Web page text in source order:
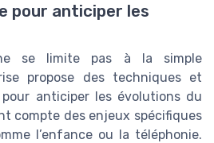
pour anticiper les
se limite pas à la simple
propose des techniques et
anticiper les évolutions du
compte des enjeux spécifiques
l’enfance ou la téléphonie.